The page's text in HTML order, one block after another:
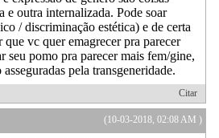
e outra internalizada. Pode soar
/ discriminação estética) e de certa
vc quer emagrecer pra parecer
seu pomo pra parecer mais fem/gine,
asseguradas pela transgeneridade.
Citar
(10-03-2018, 02:08 AM )